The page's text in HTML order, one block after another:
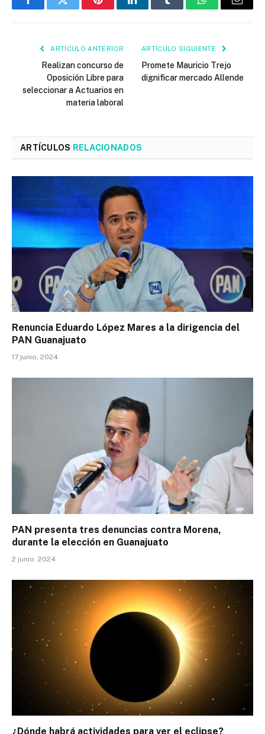
FacebookTwitter PinterestLinkedInTumblr WhatsAppEmail
ARTÍCULO ANTERIOR
Realizan concurso de
Oposición Libre para
seleccionar a Actuarios en
materia laboral
ARTÍCULO SIGUIENTE
Promete Mauricio Trejo
dignificar mercado Allende
ARTÍCULOS RELACIONADOS
Renuncia Eduardo López Mares a la dirigencia del
PAN Guanajuato
17 junio, 2024
PAN presenta tres denuncias contra Morena,
durante la elección en Guanajuato
2 junio, 2024
¿Dónde habrá actividades para ver el eclipse?